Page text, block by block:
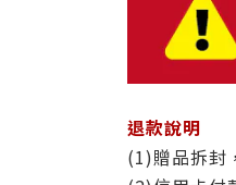
退款說明
(1)贈品拆封